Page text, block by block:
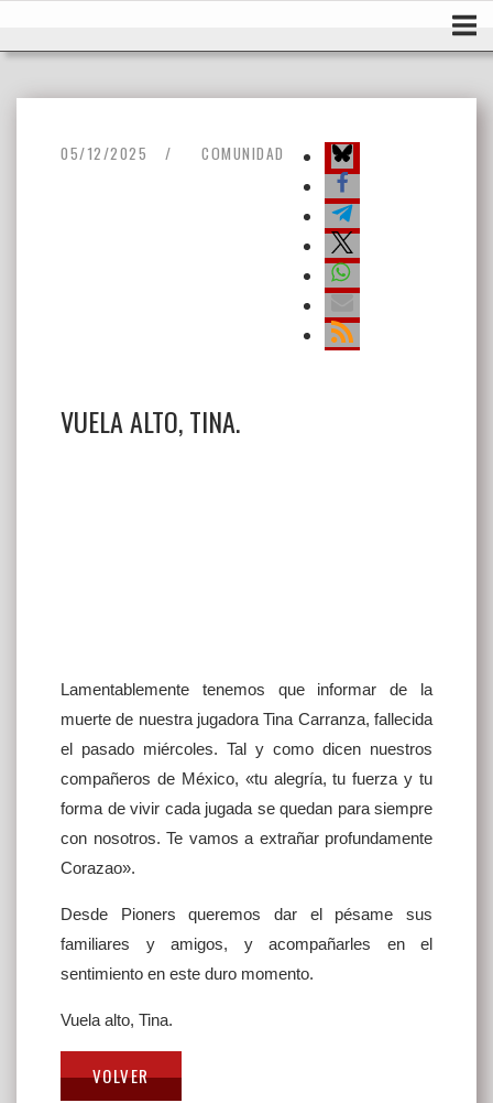
05/12/2025 COMUNIDAD
VUELA ALTO, TINA.
Lamentablemente tenemos que informar de la
muerte de nuestra jugadora Tina Carranza, fallecida
el pasado miércoles. Tal y como dicen nuestros
compañeros de México, «tu alegría, tu fuerza y tu
forma de vivir cada jugada se quedan para siempre
con nosotros. Te vamos a extrañar profundamente
Corazao».
Desde Pioners queremos dar el pésame sus
familiares y amigos, y acompañarles en el
sentimiento en este duro momento.
Vuela alto, Tina.